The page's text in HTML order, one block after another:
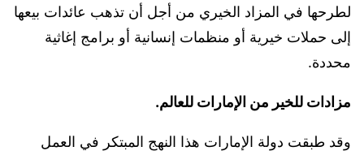
لطرحها في المزاد الخيري من أجل أن تذهب عائدات بيعها
إلى حملات خيرية أو منظمات إنسانية أو برامج إغاثية
محددة.
مزادات للخير من الإمارات للعالم.
وقد طبقت دولة الإمارات هذا النهج المبتكر في العمل